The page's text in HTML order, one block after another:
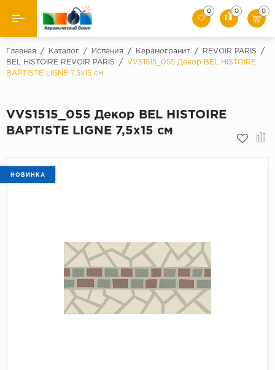
Назад
Производители
Керамогранит
0 0 0
Главная / Каталог / Испания / Керамогранит / REVOIR PARIS
/
BEL HISTOIRE REVOIR PARIS
/
VVS1515_055 Декор BEL HISTOIRE
BAPTISTE LIGNE 7,5x15 см
VVS1515_055 Декор BEL HISTOIRE
BAPTISTE LIGNE 7,5x15 см
НОВИНКА